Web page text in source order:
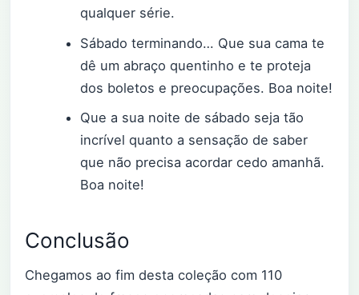
qualquer série.
Sábado terminando… Que sua cama te
dê um abraço quentinho e te proteja
dos boletos e preocupações. Boa noite!
Que a sua noite de sábado seja tão
incrível quanto a sensação de saber
que não precisa acordar cedo amanhã.
Boa noite!
Conclusão
Chegamos ao fim desta coleção com 110